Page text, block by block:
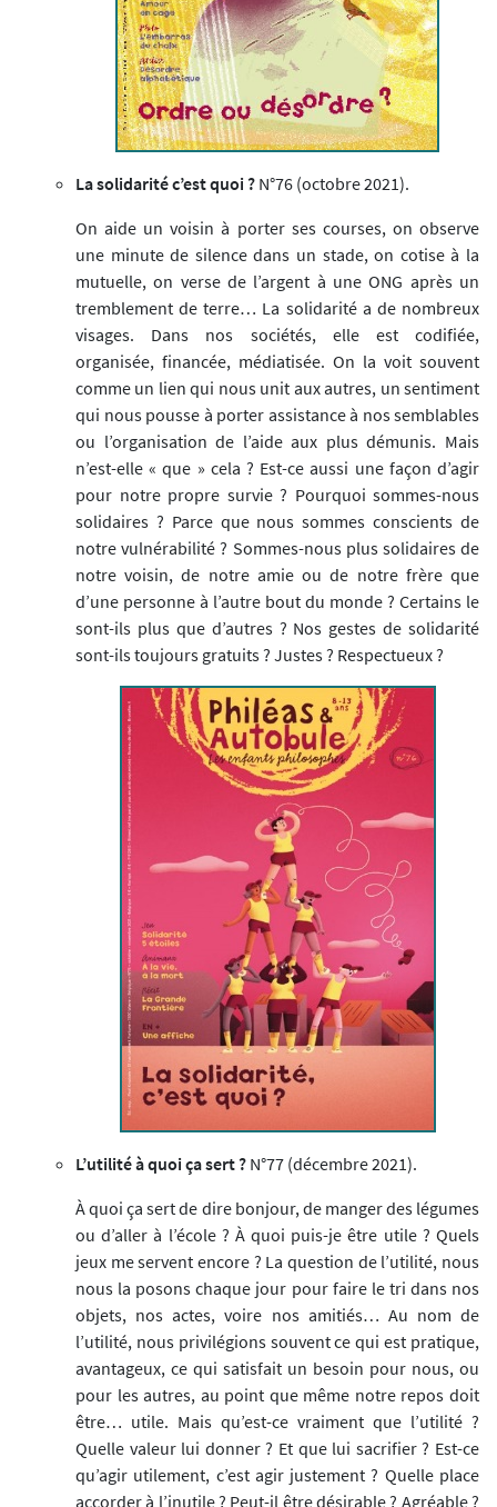
La solidarité c’est quoi ? N°76 (octobre 2021).
On aide un voisin à porter ses courses, on observe
une minute de silence dans un stade, on cotise à la
mutuelle, on verse de l’argent à une ONG après un
tremblement de terre… La solidarité a de nombreux
visages. Dans nos sociétés, elle est codifiée,
organisée, financée, médiatisée. On la voit souvent
comme un lien qui nous unit aux autres, un sentiment
qui nous pousse à porter assistance à nos semblables
ou l’organisation de l’aide aux plus démunis. Mais
n’est-elle « que » cela ? Est-ce aussi une façon d’agir
pour notre propre survie ? Pourquoi sommes-nous
solidaires ? Parce que nous sommes conscients de
notre vulnérabilité ? Sommes-nous plus solidaires de
notre voisin, de notre amie ou de notre frère que
d’une personne à l’autre bout du monde ? Certains le
sont-ils plus que d’autres ? Nos gestes de solidarité
sont-ils toujours gratuits ? Justes ? Respectueux ?
L’utilité à quoi ça sert ? N°77 (décembre 2021).
À quoi ça sert de dire bonjour, de manger des légumes
ou d’aller à l’école ? À quoi puis-je être utile ? Quels
jeux me servent encore ? La question de l’utilité, nous
nous la posons chaque jour pour faire le tri dans nos
objets, nos actes, voire nos amitiés… Au nom de
l’utilité, nous privilégions souvent ce qui est pratique,
avantageux, ce qui satisfait un besoin pour nous, ou
pour les autres, au point que même notre repos doit
être… utile. Mais qu’est-ce vraiment que l’utilité ?
Quelle valeur lui donner ? Et que lui sacrifier ? Est-ce
qu’agir utilement, c’est agir justement ? Quelle place
accorder à l’inutile ? Peut-il être désirable ? Agréable ?